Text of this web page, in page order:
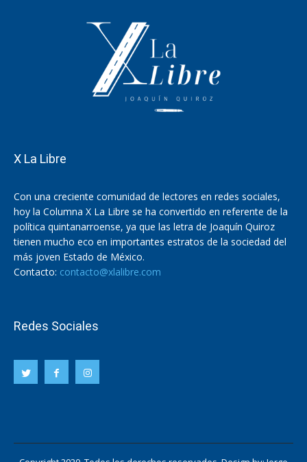
X La Libre
Con una creciente comunidad de lectores en redes sociales,
hoy la Columna X La Libre se ha convertido en referente de la
política quintanarroense, ya que las letra de Joaquín Quiroz
tienen mucho eco en importantes estratos de la sociedad del
más joven Estado de México.
Contacto: contacto@xlalibre.com
Redes Sociales